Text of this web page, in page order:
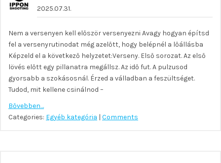
2025.07.31.
Nem a versenyen kell először versenyezni Avagy hogyan építsd
fel a versenyrutinodat még azelőtt, hogy belépnél a lőállásba
Képzeld el a következő helyzetet:Verseny. Első sorozat. Az első
lövés előtt egy pillanatra megállsz. Az idő fut. A pulzusod
gyorsabb a szokásosnál. Érzed a válladban a feszültséget.
Tudod, mit kellene csinálnod –
Bővebben…
Categories: Egyéb kategória | Comments